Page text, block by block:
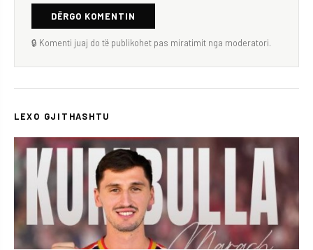
DËRGO KOMENTIN
🔒 Komenti juaj do të publikohet pas miratimit nga moderatori.
LEXO GJITHASHTU